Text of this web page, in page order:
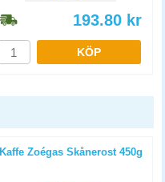
193.80 kr
KÖP
Kaffe Zoégas Skånerost 450g